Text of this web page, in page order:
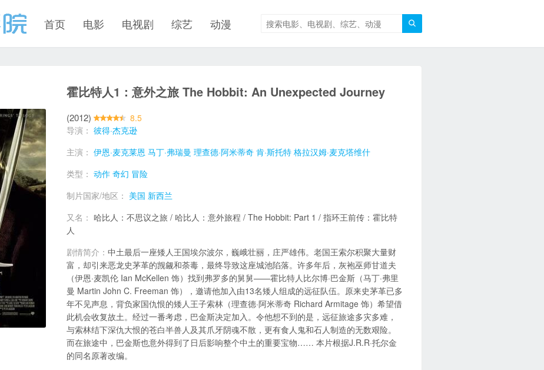

首页 电影 电视剧 综艺 动漫
霍比特人1：意外之旅 The Hobbit: An Unexpected Journey
(2012)
8.5
导演： 彼得·杰克逊
主演： 伊恩·麦克莱恩 马丁·弗瑞曼 理查德·阿米蒂奇 肯·斯托特 格拉汉姆·麦克塔维什
类型： 动作 奇幻 冒险
制片国家/地区： 美国 新西兰
又名： 哈比人：不思议之旅 / 哈比人：意外旅程 / The Hobbit: Part 1 / 指环王前传：霍比特
人
剧情简介： 中土最后一座矮人王国埃尔波尔，巍峨壮丽，庄严雄伟。老国王索尔积聚大量财
富，却引来恶龙史茅革的觊觎和荼毒，最终导致这座城池陷落。许多年后，灰袍巫师甘道夫
（伊恩·麦凯伦 Ian McKellen 饰）找到弗罗多的舅舅——霍比特人比尔博·巴金斯（马丁·弗里
曼 Martin John C. Freeman 饰），邀请他加入由13名矮人组成的远征队伍。原来史茅革已多
年不见声息，背负家国仇恨的矮人王子索林（理查德·阿米蒂奇 Richard Armitage 饰）希望借
此机会收复故土。经过一番考虑，巴金斯决定加入。令他想不到的是，远征旅途多灾多难，
与索林结下深仇大恨的苍白半兽人及其爪牙阴魂不散，更有食人鬼和石人制造的无数艰险。
而在旅途中，巴金斯也意外得到了日后影响整个中土的重要宝物…… 本片根据J.R.R·托尔金
的同名原著改编。